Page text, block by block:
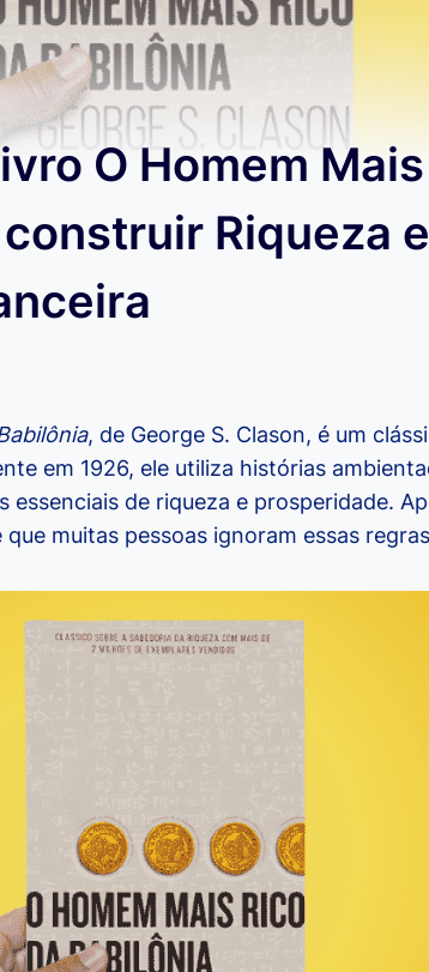
O Homem
Riqueza e
, de George S. Clason, é um
em 1926, ele utiliza histórias
essenciais de riqueza e prosperidade.
muitas pessoas ignoram essas